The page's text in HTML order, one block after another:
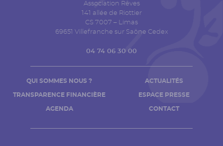
Association Rêves
141 allée de Riottier
CS 7007 – Limas
69651 Villefranche sur Saône Cedex
04 74 06 30 00
QUI SOMMES NOUS ?
TRANSPARENCE FINANCIÈRE
AGENDA
ACTUALITÉS
ESPACE PRESSE
CONTACT